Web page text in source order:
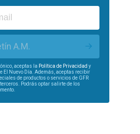
A.M.
aceptas la Política de Privacidad y
El Nuevo Día. Además, aceptas recibir
de productos o servicios de GFR
Podrás optar salirte de los